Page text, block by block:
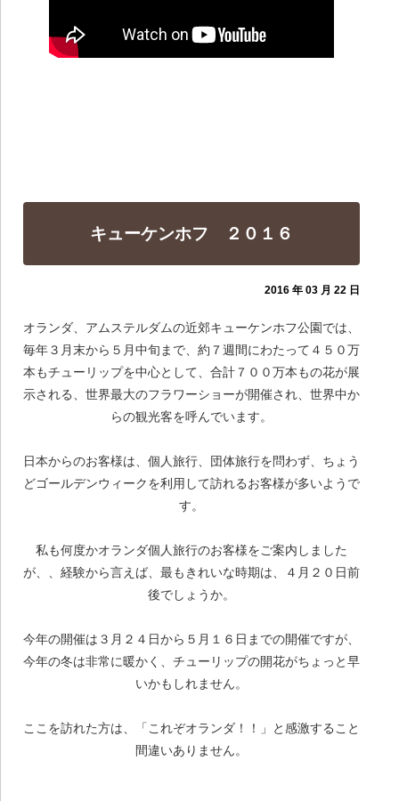
キューケンホフ ２０１６
2016 年 03 月 22 日
オランダ、アムステルダムの近郊キューケンホフ公園では、
毎年３月末から５月中旬まで、約７週間にわたって４５０万
本もチューリップを中心として、合計７００万本もの花が展
示される、世界最大のフラワーショーが開催され、世界中か
らの観光客を呼んでいます。
日本からのお客様は、個人旅行、団体旅行を問わず、ちょう
どゴールデンウィークを利用して訪れるお客様が多いようで
す。
私も何度かオランダ個人旅行のお客様をご案内しました
が、、経験から言えば、最もきれいな時期は、４月２０日前
後でしょうか。
今年の開催は３月２４日から５月１６日までの開催ですが、
今年の冬は非常に暖かく、チューリップの開花がちょっと早
いかもしれません。
ここを訪れた方は、「これぞオランダ！！」と感激すること
間違いありません。